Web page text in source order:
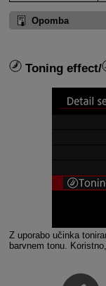
Opomba
Toning effect/
Z uporabo učinka
barvnem tonu.